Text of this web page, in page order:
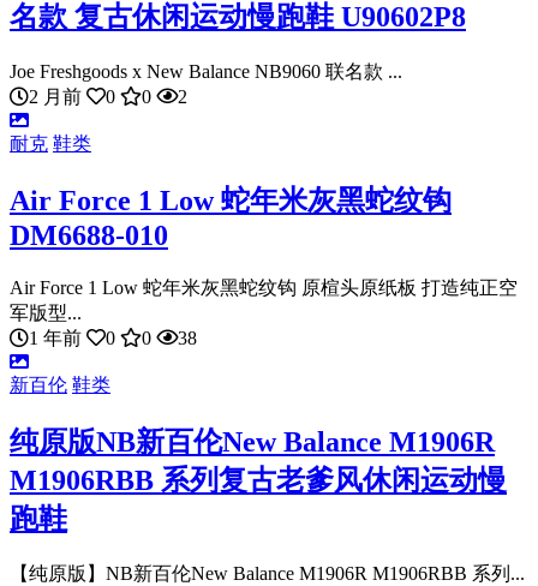
名款 复古休闲运动慢跑鞋 U90602P8
Joe Freshgoods x New Balance NB9060 联名款 ...
2 月前
0 0 2
耐克 鞋类
Air Force 1 Low 蛇年米灰黑蛇纹钩
DM6688-010
Air Force 1 Low 蛇年米灰黑蛇纹钩 原楦头原纸板 打造纯正空
军版型...
1 年前
0 0 38
新百伦 鞋类
纯原版NB新百伦New Balance M1906R
M1906RBB 系列复古老爹风休闲运动慢
跑鞋
【纯原版】NB新百伦New Balance M1906R M1906RBB 系列...